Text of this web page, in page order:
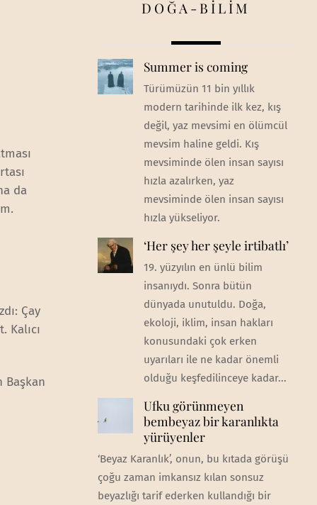
da
Çay
Kalıcı
Başkan
DOĞA-BİLİM
Summer is coming
Türümüzün 11 bin yıllık
modern tarihinde ilk kez, kış
değil, yaz mevsimi en ölümcül
mevsim haline geldi. Kış
mevsiminde ölen insan sayısı
hızla azalırken, yaz
mevsiminde ölen insan sayısı
hızla yükseliyor.
‘Her şey her şeyle irtibatlı’
19. yüzyılın en ünlü bilim
insanıydı. Sonra bütün
dünyada unutuldu. Doğa,
ekoloji, iklim, insan hakları
konusundaki çok erken
uyarıları ile ne kadar önemli
olduğu keşfedilinceye kadar...
Ufku görünmeyen
bembeyaz bir karanlıkta
yürüyenler
‘Beyaz Karanlık’, onun, bu kıtada görüşü
çoğu zaman imkansız kılan sonsuz
beyazlığı tarif ederken kullandığı bir